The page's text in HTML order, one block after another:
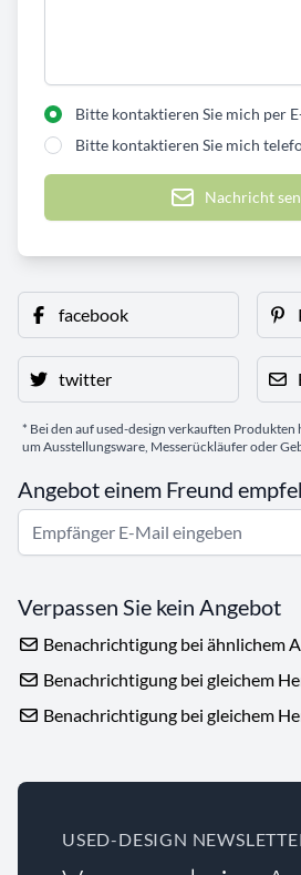
Bitte kontaktieren Sie mich per
Bitte kontaktieren Sie mich
Nachricht
facebook
twitter
* Bei den auf used-design verkauften Produkten
um Ausstellungsware, Messerückläufer oder
Angebot einem Freund
Verpassen Sie kein Angebot
Benachrichtigung bei ähnlichem
Benachrichtigung bei gleichem
Benachrichtigung bei gleichem
USED-DESIGN